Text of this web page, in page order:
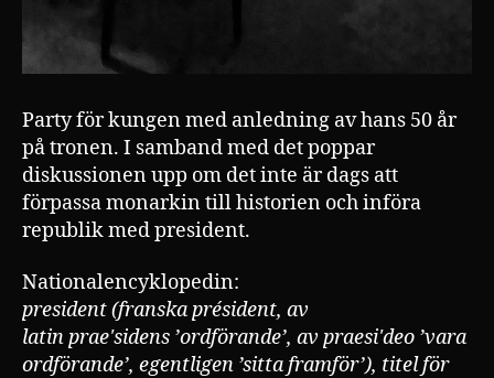
Party för kungen med anledning av hans 50 år
på tronen. I samband med det poppar
diskussionen upp om det inte är dags att
förpassa monarkin till historien och införa
republik med president.
Nationalencyklopedin:
president (franska président, av
latin praeʹsidens ’ordförande’, av praesiʹdeo ’vara
ordförande’, egentligen ’sitta framför’), titel för